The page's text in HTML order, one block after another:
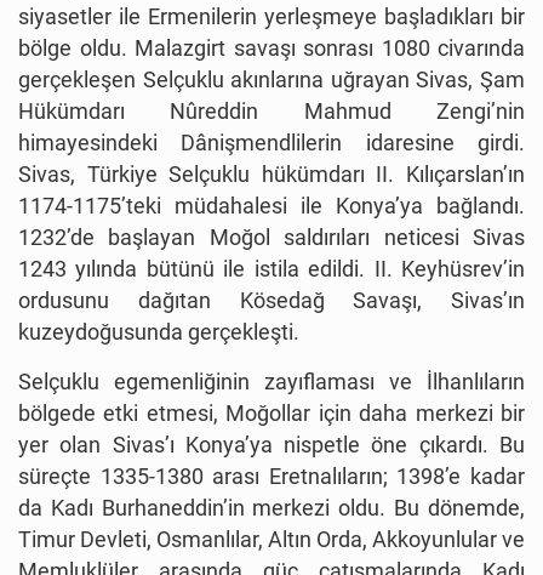
siyasetler ile Ermenilerin yerleşmeye başladıkları bir
bölge oldu. Malazgirt savaşı sonrası 1080 civarında
gerçekleşen Selçuklu akınlarına uğrayan Sivas, Şam
Hükümdarı Nûreddin Mahmud Zengi’nin
himayesindeki Dânişmendlilerin idaresine girdi.
Sivas, Türkiye Selçuklu hükümdarı II. Kılıçarslan’ın
1174-1175’teki müdahalesi ile Konya’ya bağlandı.
1232’de başlayan Moğol saldırıları neticesi Sivas
1243 yılında bütünü ile istila edildi. II. Keyhüsrev’in
ordusunu dağıtan Kösedağ Savaşı, Sivas’ın
kuzeydoğusunda gerçekleşti.
Selçuklu egemenliğinin zayıflaması ve İlhanlıların
bölgede etki etmesi, Moğollar için daha merkezi bir
yer olan Sivas’ı Konya’ya nispetle öne çıkardı. Bu
süreçte 1335-1380 arası Eretnalıların; 1398’e kadar
da Kadı Burhaneddin’in merkezi oldu. Bu dönemde,
Timur Devleti, Osmanlılar, Altın Orda, Akkoyunlular ve